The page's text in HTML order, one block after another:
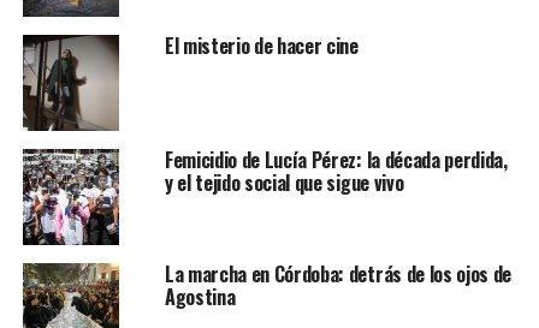
El misterio de hacer cine
Femicidio de Lucía Pérez: la década perdida,
y el tejido social que sigue vivo
La marcha en Córdoba: detrás de los ojos de
Agostina